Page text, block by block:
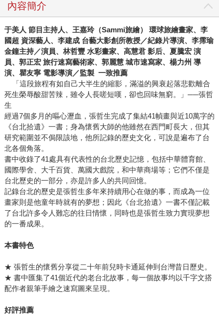
內容簡介
于美人 節目主持人、王嘉玲（Sammi旅繪） 環球旅繪畫家、李
國超 資深藝人、李建成 台藝大影創所教授／紀錄片導演、李霈瑜
金鐘主持／演員、林哲豐 水彩畫家、高慧君 影后、夏騰宏 演
員、郭正宏 旅行速寫藝術家、郭麗慧 城市速寫家、楊力州 導
演、瞿友寧 電影導演／監製 一致推薦
「這段旅程有如自己大半生的縮影，滿溢的興衰起落悲歡離合
死生榮辱酸甜苦辣，雖令人長嗟短嘆，卻也回味無窮。」──張哲
生
經過7個多月的嘔心瀝血，張哲生完成了集結41幀畫與近10萬字的
《台北拾遺》一書；身為懷舊大師的他雖然在西門町長大，但其
研究範圍並不侷限該地，他所記錄的歷史文化，可說是遍布了台
北各個角落。
書中收錄了41處具有代表性的台北歷史記憶，包括中華體育館、
國際學舍、大千百貨、萬國大戲院，和中華商場等；它們不僅是
台北歷史的一部分，亦是許多人的共同回憶。
記錄台北的歷史是張哲生多年來持續用心在做的事，而成為一位
畫家則是他童年時就有的夢想；因此《台北拾遺》一書不僅記載
了台北許多令人難忘的往日情懷，同時也是張哲生致力實現夢想
的一番成果。
本書特色
★ 張哲生的懷舊分享從二十年前兒時卡通延伸到台灣昔日歷史。
★ 書中匯集了41個近代的老台北故事，每一個故事均以千字文搭
配作者親筆手繪之速寫圖來呈現。
好評推薦